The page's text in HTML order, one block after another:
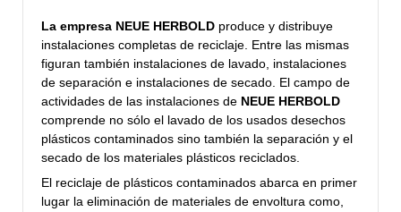
La empresa NEUE HERBOLD produce y distribuye
instalaciones completas de reciclaje. Entre las mismas
figuran también instalaciones de lavado, instalaciones
de separación e instalaciones de secado. El campo de
actividades de las instalaciones de NEUE HERBOLD
comprende no sólo el lavado de los usados desechos
plásticos contaminados sino también la separación y el
secado de los materiales plásticos reciclados.
El reciclaje de plásticos contaminados abarca en primer
lugar la eliminación de materiales de envoltura como,